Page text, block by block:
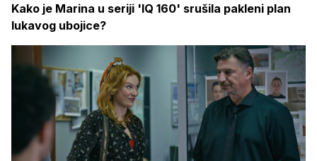
Kako je Marina u seriji 'IQ 160' srušila pakleni plan
lukavog ubojice?